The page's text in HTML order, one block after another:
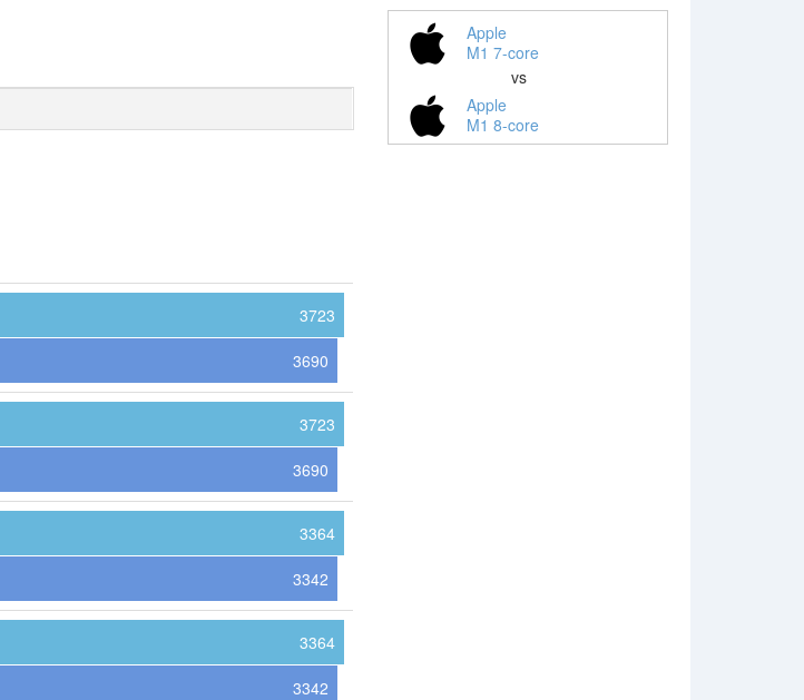
3723
3690
3723
3690
3364
3342
3364
3342
Apple
M1 7-core
vs
Apple
M1 8-core